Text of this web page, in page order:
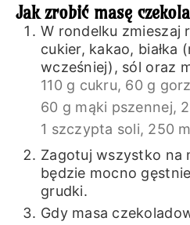
Jak zrobić masę
W rondelku zmieszaj
cukier, kakao, białka
wcześniej), sól oraz
110 g cukru, 60 g
60 g mąki pszennej,
1 szczypta soli, 250
Zagotuj wszystko na
będzie mocno
grudki.
Gdy masa